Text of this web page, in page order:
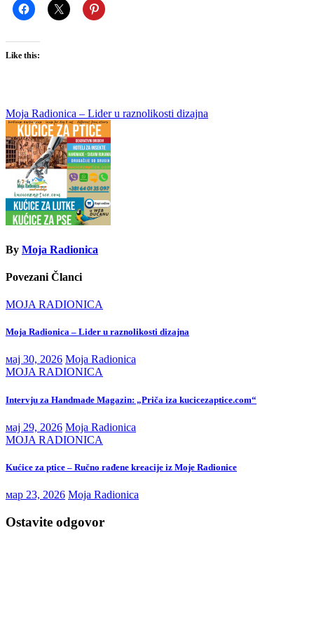
Like this:
Кретање
чланка
Moja Radionica – Lider u raznolikosti dizajna
By Moja Radionica
Povezani Članci
MOJA RADIONICA
Moja Radionica – Lider u raznolikosti dizajna
мај 30, 2026 Moja Radionica
MOJA RADIONICA
Intervju za Handmade Magazin: „Priča iza kucicezaptice.com“
мај 29, 2026 Moja Radionica
MOJA RADIONICA
Kućice za ptice – Ručno rađene kreacije iz Moje Radionice
мар 23, 2026 Moja Radionica
Ostavite odgovor